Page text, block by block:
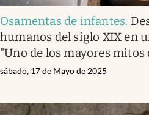
Osamentas de infantes.
humanos del siglo XIX en
"Uno de los mayores mitos
sábado, 17 de Mayo de 2025